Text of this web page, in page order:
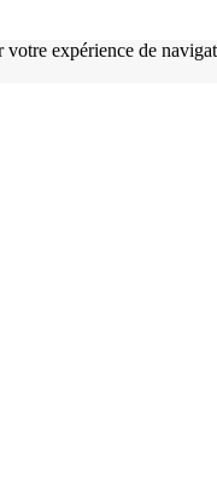
expérience de